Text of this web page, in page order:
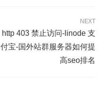
NEXT
http 403 禁止访问-linode 支
付宝-国外站群服务器如何提
高seo排名